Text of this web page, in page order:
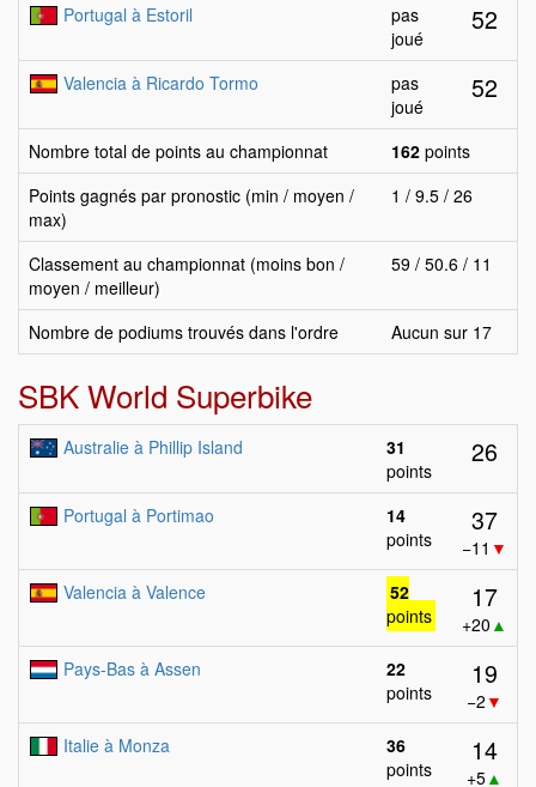
Portugal à Estoril
pas
joué
52
Valencia à Ricardo Tormo
pas
joué
52
Nombre total de points au championnat 162 points
Points gagnés par pronostic (min / moyen /
max)
1 / 9.5 / 26
Classement au championnat (moins bon /
moyen / meilleur)
59 / 50.6 / 11
Nombre de podiums trouvés dans l'ordre Aucun sur 17
SBK World Superbike
Australie à Phillip Island
31
points
26
Portugal à Portimao
14
points
37
−11 ▼
Valencia à Valence
52
points
17
+20 ▲
Pays-Bas à Assen
22
points
19
−2 ▼
Italie à Monza
36
points
14
+5▲